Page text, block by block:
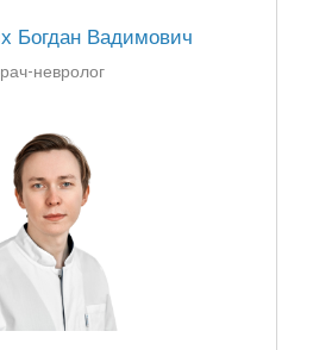
Богдан Вадимович
невролог